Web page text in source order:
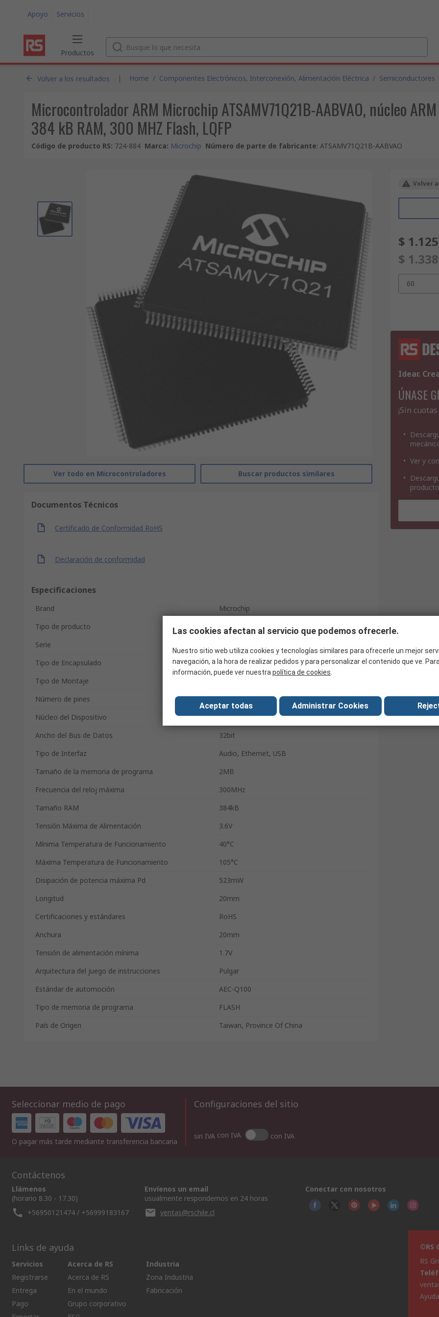
Apoyo Servicios
Productos
Volver a los resultados | Home / Componentes Electrónicos, Interconexión, Alimentación Eléctrica / Semiconductores
Microcontrolador ARM Microchip ATSAMV71Q21B-AABVAO, núcleo
384 kB RAM, 300 MHZ Flash, LQFP
Código de producto RS: 724-884 Marca: Microchip Número de parte de fabricante: ATSAMV71Q21B-AABVAO
Ver todo en Microcontroladores Buscar productos similares
Documentos Técnicos
Certificado de Conformidad RoHS
Declaración de conformidad
Especificaciones
Brand
Microchip
Tipo de producto
Microcontrolador ARM
Serie
Tipo de Encapsulado
LQFP
Tipo de Montaje
Número de pines
144
Núcleo del Dispositivo
ARM Cortex M7
Ancho del Bus de Datos
32bit
Tipo de Interfaz
Audio, Ethernet, USB
Tamaño de la memoria de programa
2MB
Frecuencia del reloj máxima
300MHz
Tamaño RAM
384kB
Tensión Máxima de Alimentación
3.6V
Mínima Temperatura de Funcionamiento
40°C
Máxima Temperatura de Funcionamiento
105°C
Disipación de potencia máxima Pd
523mW
Longitud
20mm
Certificaciones y estándares
RoHS
Anchura
20mm
Tensión de alimentación mínima
1.7V
Arquitectura del juego de instrucciones
Pulgar
Estándar de automoción
AEC-Q100
Tipo de memoria de programa
FLASH
País de Origen
Taiwan, Province Of China
Volver
$
$
60
Idear.
ÚNASE
¡Sin
Ver y
Seleccionar medio de pago
O pagar más tarde mediante transferencia bancaria
Configuraciones del sitio
sin IVA con IVA con IVA
Contáctenos
Llámenos
(horario 8.30 - 17.30)
+56950121474 / +56999183167
Envíenos un email
usualmente respondemos en 24 horas
ventas@rschile.cl
Conectar con nosotros
Links de ayuda
Servicios
Registrarse
Entrega
Pago
Acerca de RS
Acerca de RS
En el mundo
Grupo corporativo
Industria
Zona Industria
Fabricación
©RS
RS
Ayuda
Las cookies afectan al servicio que podemos ofrecerle.
Nuestro sitio web utiliza cookies y tecnologías similares para ofrecerle un mejor
navegación, a la hora de realizar pedidos y para personalizar el contenido que ve.
información, puede ver nuestra política de cookies
Aceptar todas Administrar Cookies